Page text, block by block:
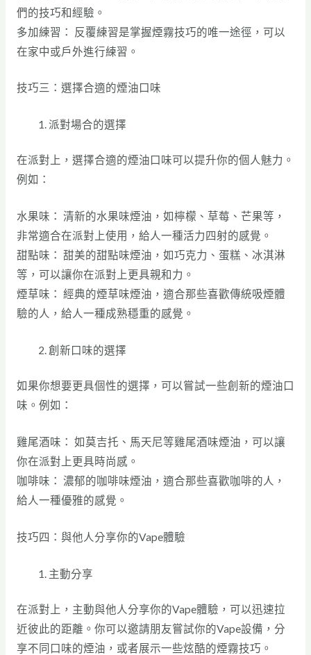
們的技巧和經驗。
多加練習： 反覆練習是掌握煙霧技巧的唯一途徑，可以
在家中或戶外進行練習。
技巧三：選擇合適的煙油口味
派對場合的選擇
在派對上，選擇合適的煙油口味可以提升你的個人魅力。
例如：
水果味： 清新的水果味煙油，如檸檬、草莓、芒果等，
非常適合在派對上使用，給人一種活力四射的感覺。
甜點味： 甜美的甜點味煙油，如巧克力、蛋糕、冰淇淋
等，可以讓你在派對上更具親和力。
煙草味： 經典的煙草味煙油，適合那些喜歡傳統吸煙體
驗的人，給人一種成熟穩重的感覺。
創新口味的選擇
如果你想要更具個性的選擇，可以嘗試一些創新的煙油口
味。例如：
雞尾酒味： 如莫吉托、馬天尼等雞尾酒味煙油，可以讓
你在派對上更具時尚感。
咖啡味： 濃郁的咖啡味煙油，適合那些喜歡咖啡的人，
給人一種優雅的感覺。
技巧四：與他人分享你的Vape體驗
主動分享
在派對上，主動與他人分享你的Vape體驗，可以迅速拉
近彼此的距離。你可以邀請朋友嘗試你的Vape設備，分
享不同口味的煙油，或者展示一些炫酷的煙霧技巧。